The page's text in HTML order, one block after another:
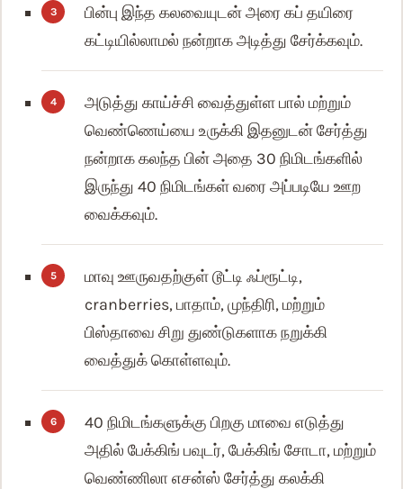
பின்பு இந்த கலவையுடன் அரை கப் தயிரை
கட்டியில்லாமல் நன்றாக அடித்து சேர்க்கவும்.
அடுத்து காய்ச்சி வைத்துள்ள பால் மற்றும்
வெண்ணெய்யை உருக்கி இதனுடன் சேர்த்து
நன்றாக கலந்த பின் அதை 30 நிமிடங்களில்
இருந்து 40 நிமிடங்கள் வரை அப்படியே ஊற
வைக்கவும்.
மாவு ஊருவதற்குள் டூட்டி ஃப்ரூட்டி,
cranberries, பாதாம், முந்திரி, மற்றும்
பிஸ்தாவை சிறு துண்டுகளாக நறுக்கி
வைத்துக் கொள்ளவும்.
40 நிமிடங்களுக்கு பிறகு மாவை எடுத்து
அதில் பேக்கிங் பவுடர், பேக்கிங் சோடா, மற்றும்
வெண்ணிலா எசன்ஸ் சேர்த்து கலக்கி